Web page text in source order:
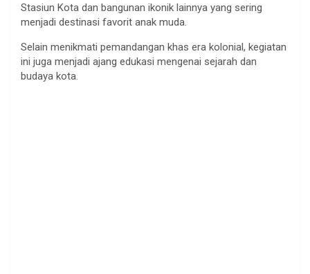
Stasiun Kota dan bangunan ikonik lainnya yang sering
menjadi destinasi favorit anak muda.
Selain menikmati pemandangan khas era kolonial, kegiatan
ini juga menjadi ajang edukasi mengenai sejarah dan
budaya kota.